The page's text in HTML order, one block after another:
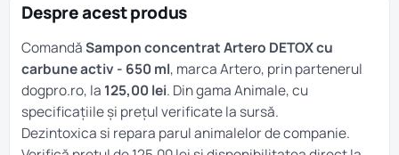
Despre acest produs
ComandăSampon concentrat Artero DETOX cu
carbune activ - 650 ml, marca Artero, prin partenerul
dogpro.ro, la 125,00 lei. Din gamaAnimale, cu
specificațiile și prețul verificate la sursă.
Dezintoxica si repara parul animalelor de companie.